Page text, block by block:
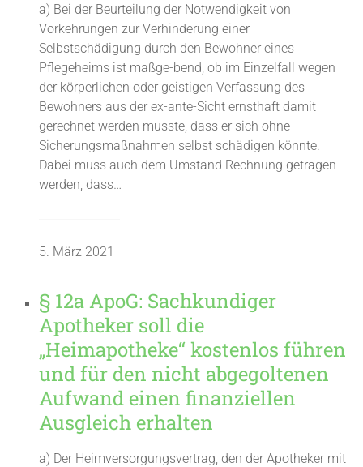
a) Bei der Beurteilung der Notwendigkeit von
Vorkehrungen zur Verhinderung einer
Selbstschädigung durch den Bewohner eines
Pflegeheims ist maßge-bend, ob im Einzelfall wegen
der körperlichen oder geistigen Verfassung des
Bewohners aus der ex-ante-Sicht ernsthaft damit
gerechnet werden musste, dass er sich ohne
Sicherungsmaßnahmen selbst schädigen könnte.
Dabei muss auch dem Umstand Rechnung getragen
werden, dass…
5. März 2021
§ 12a ApoG: Sachkundiger
Apotheker soll die
„Heimapotheke“ kostenlos führen
und für den nicht abgegoltenen
Aufwand einen finanziellen
Ausgleich erhalten
a) Der Heimversorgungsvertrag, den der Apotheker mit